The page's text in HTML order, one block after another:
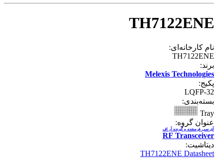
TH7122ENE
نام کارخانه‌ای:
TH7122ENE
برند:
Melexis Technologies
پکیج:
LQFP-32
بسته‌بندی:
Tray
عنوان گروه:
RF Transceiver
آی سی فرستنده و گیرنده آر اف
دیتاشیت:
TH7122ENE Datasheet